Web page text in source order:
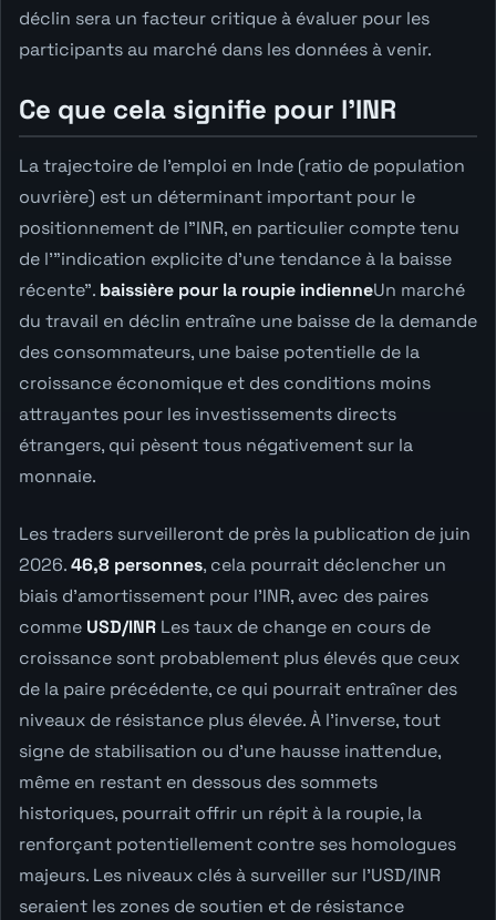
déclin sera un facteur critique à évaluer pour les
participants au marché dans les données à venir.
Ce que cela signifie pour l'INR
La trajectoire de l'emploi en Inde (ratio de population
ouvrière) est un déterminant important pour le
positionnement de l"INR, en particulier compte tenu
de l'"indication explicite d'une tendance à la baisse
récente". baissière pour la roupie indienneUn marché
du travail en déclin entraîne une baisse de la demande
des consommateurs, une baise potentielle de la
croissance économique et des conditions moins
attrayantes pour les investissements directs
étrangers, qui pèsent tous négativement sur la
monnaie.
Les traders surveilleront de près la publication de juin
2026.46,8 personnes, cela pourrait déclencher un
biais d'amortissement pour l'INR, avec des paires
comme USD/INR Les taux de change en cours de
croissance sont probablement plus élevés que ceux
de la paire précédente, ce qui pourrait entraîner des
niveaux de résistance plus élevée. À l'inverse, tout
signe de stabilisation ou d'une hausse inattendue,
même en restant en dessous des sommets
historiques, pourrait offrir un répit à la roupie, la
renforçant potentiellement contre ses homologues
majeurs. Les niveaux clés à surveiller sur l'USD/INR
seraient les zones de soutien et de résistance